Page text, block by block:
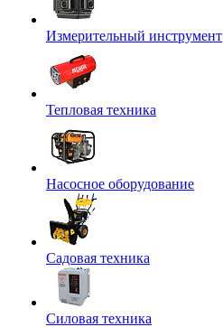
Измерительный инструмент
Тепловая техника
Насосное оборудование
Садовая техника
Силовая техника